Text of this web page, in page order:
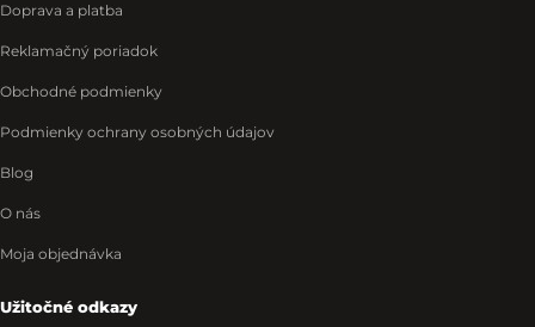
Doprava a platba
Reklamačný poriadok
Obchodné podmienky
Podmienky ochrany osobných údajov
Blog
O nás
Moja objednávka
Užitočné odkazy